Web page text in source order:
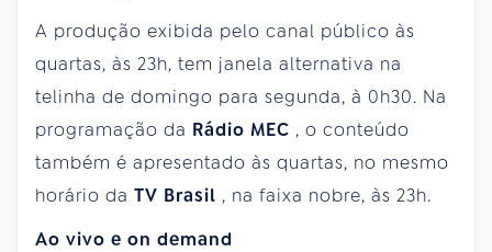
A produção exibida pelo canal público às
quartas, às 23h, tem janela alternativa na
telinha de domingo para segunda, à 0h30. Na
programação da Rádio MEC , o conteúdo
também é apresentado às quartas, no mesmo
horário da TV Brasil , na faixa nobre, às 23h.
Ao vivo e on demand